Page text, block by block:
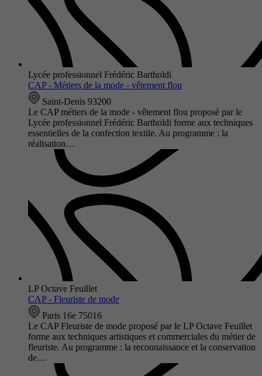
Lycée professionnel Frédéric Bartholdi
CAP - Métiers de la mode - vêtement flou
Saint-Denis 93200
Le CAP métiers de la mode - vêtement flou proposé par le
Lycée professionnel Frédéric Bartholdi forme aux techniques
essentielles de la confection textile. Au programme : la
réalisation…
LP Octave Feuillet
CAP - Fleuriste de mode
Paris 16e 75016
Le CAP Fleuriste de mode proposé par le LP Octave Feuillet
forme aux techniques artistiques et commerciales du métier de
fleuriste. Au programme : la reconnaissance et la conservation
de…